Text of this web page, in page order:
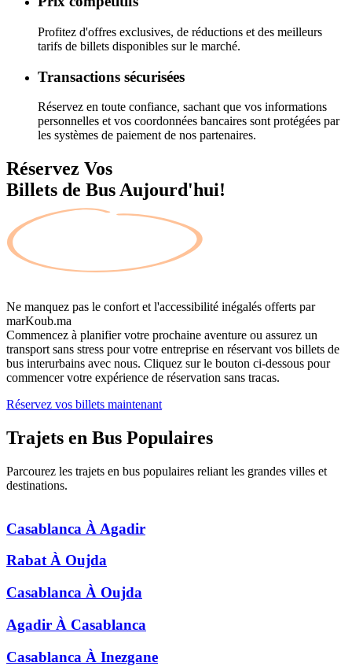
Profitez d'offres exclusives, de réductions et des meilleurs
tarifs de billets disponibles sur le marché.
Transactions sécurisées
Réservez en toute confiance, sachant que vos informations
personnelles et vos coordonnées bancaires sont protégées par
les systèmes de paiement de nos partenaires.
Réservez Vos
Billets de Bus Aujourd'hui!
Ne manquez pas le confort et l'accessibilité inégalés offerts par
marKoub.ma
Commencez à planifier votre prochaine aventure ou assurez un
transport sans stress pour votre entreprise en réservant vos billets de
bus interurbains avec nous. Cliquez sur le bouton ci-dessous pour
commencer votre expérience de réservation sans tracas.
Réservez vos billets maintenant
Trajets en Bus Populaires
Parcourez les trajets en bus populaires reliant les grandes villes et
destinations.
Casablanca À Agadir
Rabat À Oujda
Casablanca À Oujda
Agadir À Casablanca
Casablanca À Inezgane